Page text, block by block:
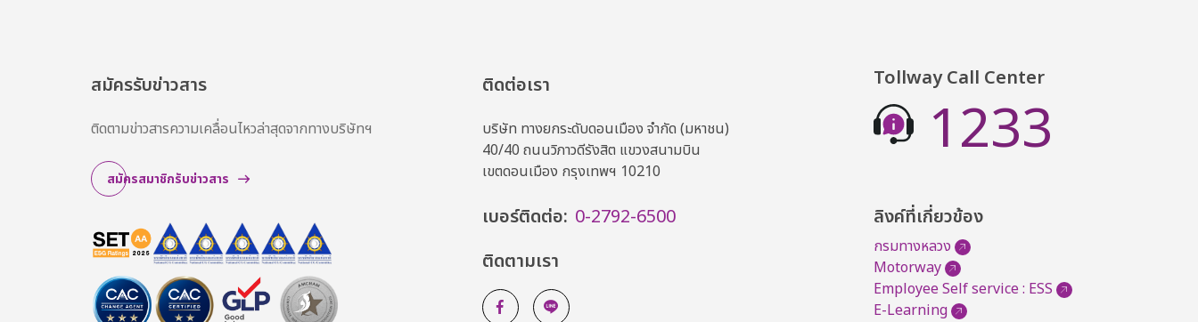
สมัครรับข่าวสาร
ติดตามข่าวสารความเคลื่อนไหวล่าสุดจากทางบริษัทฯ
สมัครสมาชิกรับข่าวสาร
ติดต่อเรา
บริษัท ทางยกระดับดอนเมือง จำกัด (มหาชน)
40/40 ถนนวิภาวดีรังสิต แขวงสนามบิน
เขตดอนเมือง กรุงเทพฯ 10210
เบอร์ติดต่อ: 0-2792-6500
ติดตามเรา
Tollway Call Center
1233
ลิงค์ที่เกี่ยวข้อง
กรมทางหลวง
Motorway
Employee Self service : ESS
E-Learning